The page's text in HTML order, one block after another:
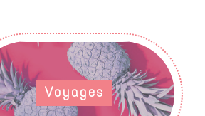
Voyages